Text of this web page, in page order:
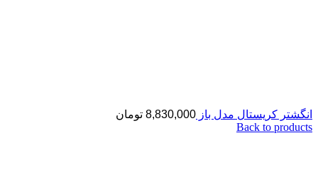
انگشتر کریستال مدل باز 8,830,000 تومان
Back to products